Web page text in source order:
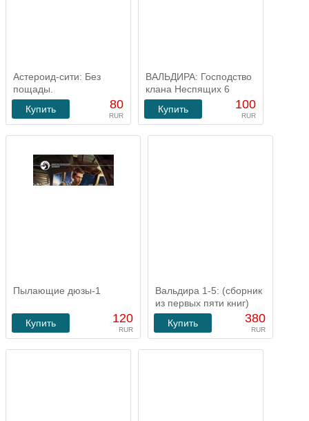
Астероид-сити: Без
пощады.
80
RUR
Купить
ВАЛЬДИРА: Господство
клана Неспящих 6
100
RUR
Купить
Пылающие дюзы-1
120
RUR
Купить
Вальдира 1-5: (сборник
из первых пяти книг)
380
RUR
Купить